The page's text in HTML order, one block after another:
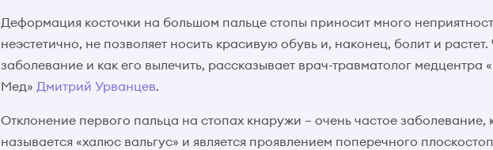
Деформация косточки на большом пальце стопы приносит много
неэстетично, не позволяет носить красивую обувь и, наконец, болит и растет.
заболевание и как его вылечить, рассказывает врач-травматолог медцентра
Мед» Дмитрий Урванцев.
Отклонение первого пальца на стопах кнаружи – очень частое заболевание,
называется «халюс вальгус» и является проявлением поперечного